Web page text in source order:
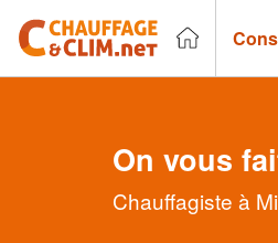
On vous
Chauffagiste à